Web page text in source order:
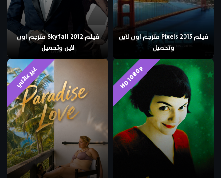
فيلم Pixels 2015 مترجم اون لاين
وتحميل
فيلم Skyfall 2012 مترجم اون
لاين وتحميل
HD 1080p غير عائلي